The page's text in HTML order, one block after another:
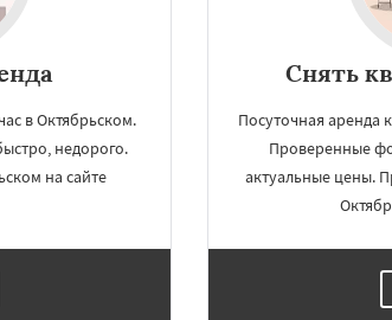
в Октябрьском.
недорого.
на сайте
Снять
Посуточная аренда
Проверенные
актуальные цены.